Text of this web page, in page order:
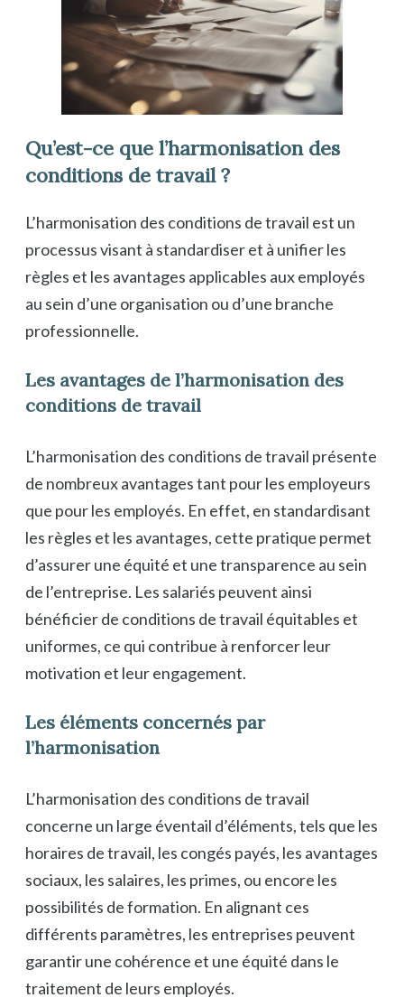
Qu’est-ce que l’harmonisation des
conditions de travail ?
L’harmonisation des conditions de travail est un
processus visant à standardiser et à unifier les
règles et les avantages applicables aux employés
au sein d’une organisation ou d’une branche
professionnelle.
Les avantages de l’harmonisation des
conditions de travail
L’harmonisation des conditions de travail présente
de nombreux avantages tant pour les employeurs
que pour les employés. En effet, en standardisant
les règles et les avantages, cette pratique permet
d’assurer une équité et une transparence au sein
de l’entreprise. Les salariés peuvent ainsi
bénéficier de conditions de travail équitables et
uniformes, ce qui contribue à renforcer leur
motivation et leur engagement.
Les éléments concernés par
l’harmonisation
L’harmonisation des conditions de travail
concerne un large éventail d’éléments, tels que les
horaires de travail, les congés payés, les avantages
sociaux, les salaires, les primes, ou encore les
possibilités de formation. En alignant ces
différents paramètres, les entreprises peuvent
garantir une cohérence et une équité dans le
traitement de leurs employés.